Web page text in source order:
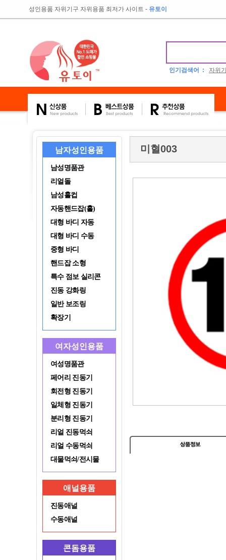
성인용품 자위기구 자위용품 최저가 사이트 - 유토이
인기검색어 : 자위
남자성인용품
남성명품관
리얼돌
남성홀컵
자동핸드잡(홀)
대형 바디 자동
대형 바디 수동
중형 바디
핸드잡 소형
특수 점보 실리콘
진동 강화링
일반 보조링
확장기
여자성인용품
여성명품관
페어리 진동기
회전형 진동기
일체형 진동기
분리형 진동기
리얼 진동먹쇠
리얼 수동먹쇠
대물먹쇠/전시물
애널용품
진동애널
수동애널
콘돔용품
미혈003